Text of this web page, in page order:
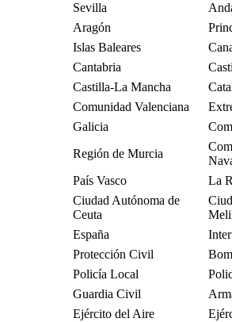
Sevilla
Aragón
Islas Baleares
Cantabria
Castilla-La Mancha
Comunidad Valenciana
Galicia
Región de Murcia
País Vasco
La
Ciudad Autónoma de
Ceuta
España
Protección Civil
Policía Local
Guardia Civil
Ejército del Aire